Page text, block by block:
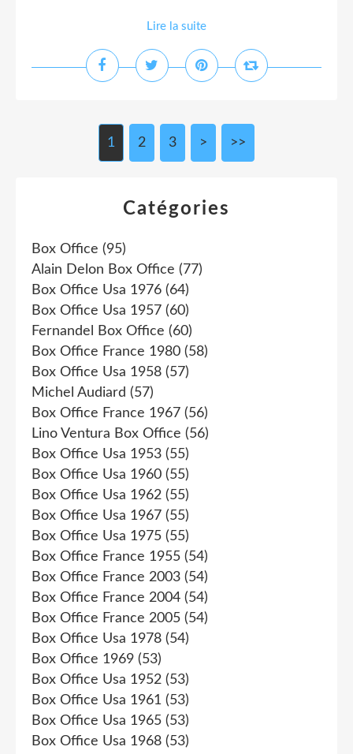
Lire la suite
1 2 3 > >>
Catégories
Box Office (95)
Alain Delon Box Office (77)
Box Office Usa 1976 (64)
Box Office Usa 1957 (60)
Fernandel Box Office (60)
Box Office France 1980 (58)
Box Office Usa 1958 (57)
Michel Audiard (57)
Box Office France 1967 (56)
Lino Ventura Box Office (56)
Box Office Usa 1953 (55)
Box Office Usa 1960 (55)
Box Office Usa 1962 (55)
Box Office Usa 1967 (55)
Box Office Usa 1975 (55)
Box Office France 1955 (54)
Box Office France 2003 (54)
Box Office France 2004 (54)
Box Office France 2005 (54)
Box Office Usa 1978 (54)
Box Office 1969 (53)
Box Office Usa 1952 (53)
Box Office Usa 1961 (53)
Box Office Usa 1965 (53)
Box Office Usa 1968 (53)